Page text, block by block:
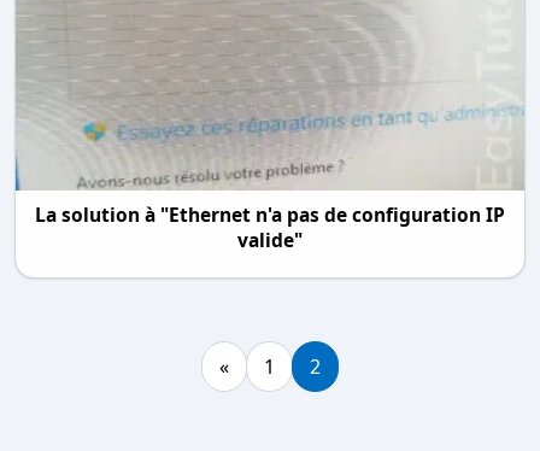
La solution à "Ethernet n'a pas de configuration IP
valide"
« 1 2